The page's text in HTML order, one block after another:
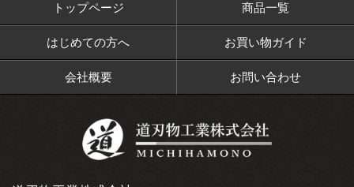
トップページ 商品一覧
はじめての方へ お買い物ガイド
会社概要 お問い合わせ